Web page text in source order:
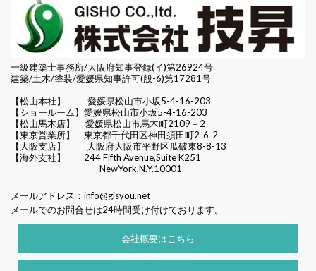
一級建築士事務所/大阪府知事登録(イ)第26924号
建築/土木/塗装/愛媛県知事許可(般-6)第17281号
【松山本社】
愛媛県松山市小坂5-4-16-203
【ショールーム】愛媛県松山市小坂5-4-16-203
【松山馬木店】 愛媛県松山市馬木町2109－2
【東京営業所】 東京都千代田区神田須田町2-6-2
【大阪支店】 大阪府大阪市平野区瓜破東8-8-13
【海外支社】 244 Fifth Avenue,Suite K251
NewYork,N.Y.10001
メールアドレス： info@gisyou.net
メールでのお問合せは24時間受け付けております。
会社概要はこちら